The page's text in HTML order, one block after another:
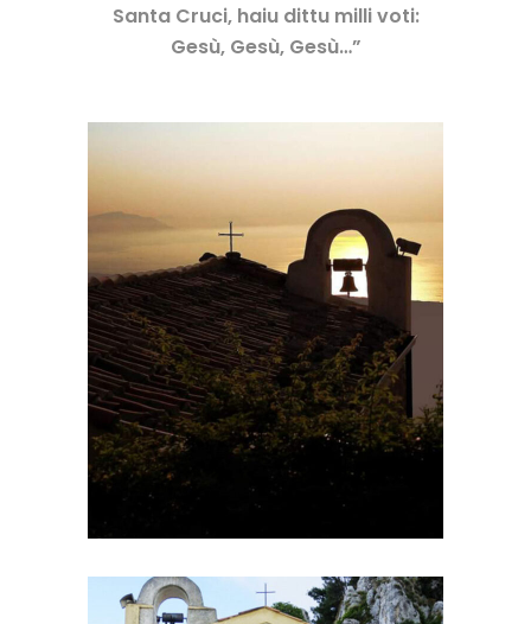
Santa Cruci, haiu dittu milli voti:
Gesù, Gesù, Gesù…”